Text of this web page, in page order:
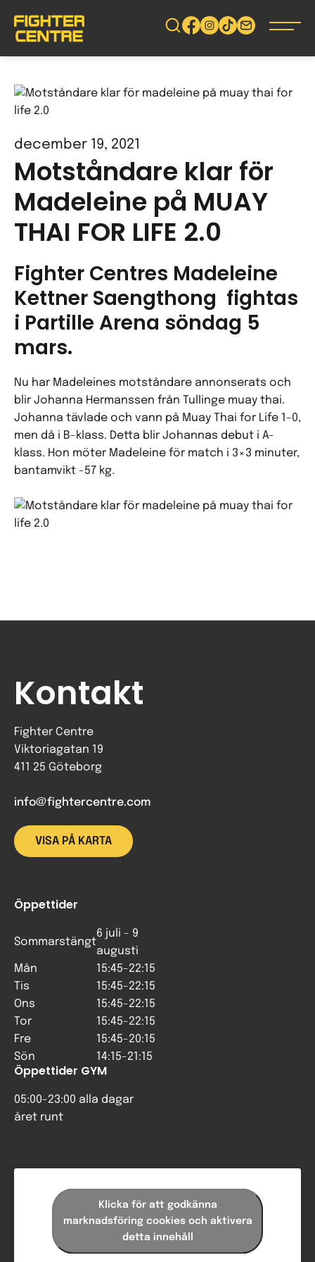
vidare
december 19, 2021
Motståndare klar för
Madeleine på MUAY
THAI FOR LIFE 2.0
Fighter Centres Madeleine
Kettner Saengthong fightas
i Partille Arena söndag 5
mars.
Nu har Madeleines motståndare annonserats och
blir Johanna Hermanssen från Tullinge muay thai.
Johanna tävlade och vann på Muay Thai for Life 1-0,
men då i B-klass. Detta blir Johannas debut i A-
klass. Hon möter Madeleine för match i 3×3 minuter,
bantamvikt -57 kg.
Kontakt
Fighter Centre
Viktoriagatan 19
411 25 Göteborg
info@fightercentre.com
VISA PÅ KARTA
Öppettider
Sommarstängt
6 juli - 9
augusti
Mån
15:45-22:15
Tis
15:45-22:15
Ons
15:45-22:15
Tor
15:45-22:15
Fre
15:45-20:15
Sön
14:15-21:15
Öppettider GYM
05:00-23:00 alla dagar
året runt
Klicka för att godkänna
marknadsföring cookies och aktivera
detta innehåll